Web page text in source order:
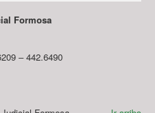
Formosa
– 442.6490